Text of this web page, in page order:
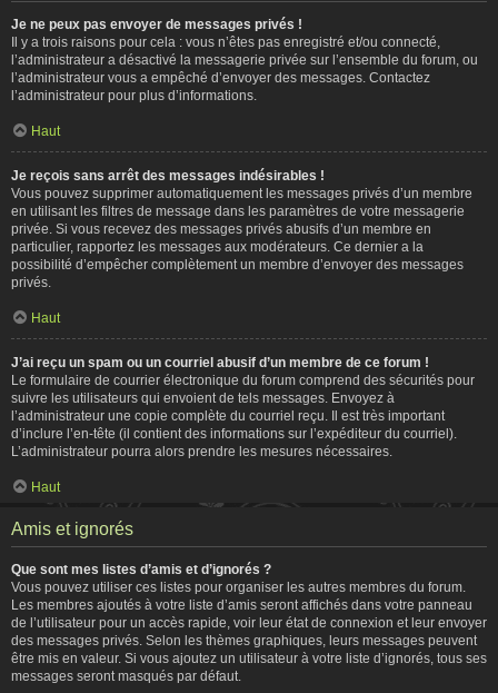
Je ne peux pas envoyer de messages privés !
Il y a trois raisons pour cela : vous n’êtes pas enregistré et/ou connecté,
l’administrateur a désactivé la messagerie privée sur l’ensemble du forum, ou
l’administrateur vous a empêché d’envoyer des messages. Contactez
l’administrateur pour plus d’informations.
Haut
Je reçois sans arrêt des messages indésirables !
Vous pouvez supprimer automatiquement les messages privés d’un membre
en utilisant les filtres de message dans les paramètres de votre messagerie
privée. Si vous recevez des messages privés abusifs d’un membre en
particulier, rapportez les messages aux modérateurs. Ce dernier a la
possibilité d’empêcher complètement un membre d’envoyer des messages
privés.
Haut
J’ai reçu un spam ou un courriel abusif d’un membre de ce forum !
Le formulaire de courrier électronique du forum comprend des sécurités pour
suivre les utilisateurs qui envoient de tels messages. Envoyez à
l’administrateur une copie complète du courriel reçu. Il est très important
d’inclure l’en-tête (il contient des informations sur l’expéditeur du courriel).
L’administrateur pourra alors prendre les mesures nécessaires.
Haut
Amis et ignorés
Que sont mes listes d’amis et d’ignorés ?
Vous pouvez utiliser ces listes pour organiser les autres membres du forum.
Les membres ajoutés à votre liste d’amis seront affichés dans votre panneau
de l’utilisateur pour un accès rapide, voir leur état de connexion et leur envoyer
des messages privés. Selon les thèmes graphiques, leurs messages peuvent
être mis en valeur. Si vous ajoutez un utilisateur à votre liste d’ignorés, tous ses
messages seront masqués par défaut.